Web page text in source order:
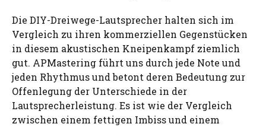
Die DIY-Dreiwege-Lautsprecher halten sich im
Vergleich zu ihren kommerziellen Gegenstücken
in diesem akustischen Kneipenkampf ziemlich
gut. APMastering führt uns durch jede Note und
jeden Rhythmus und betont deren Bedeutung zur
Offenlegung der Unterschiede in der
Lautsprecherleistung. Es ist wie der Vergleich
zwischen einem fettigen Imbiss und einem